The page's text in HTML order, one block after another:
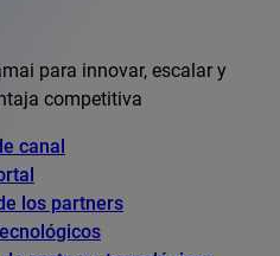
para innovar, escalar y
competitiva
canal
los partners